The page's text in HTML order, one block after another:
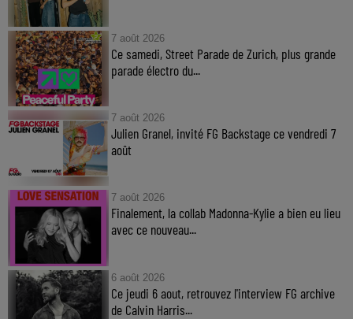
7 août 2026
Ce samedi, Street Parade de Zurich, plus grande
parade électro du...
7 août 2026
Julien Granel, invité FG Backstage ce vendredi 7
août
7 août 2026
Finalement, la collab Madonna-Kylie a bien eu lieu
avec ce nouveau...
6 août 2026
Ce jeudi 6 aout, retrouvez l'interview FG archive
de Calvin Harris...